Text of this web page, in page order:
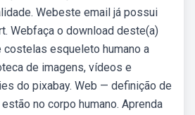
Webeste email já possui
Webfaça o download deste(a)
costelas esqueleto humano a
de imagens, vídeos e
do pixabay. Web — definição de
no corpo humano. Aprenda